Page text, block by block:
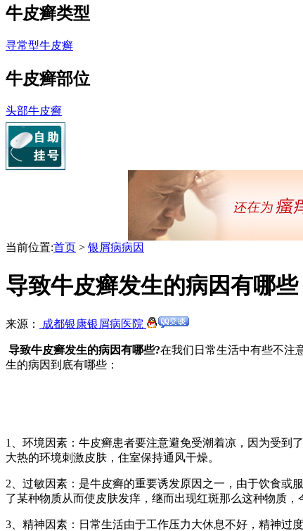
牛皮癣类型
寻常型牛皮癣
牛皮癣部位
头部牛皮癣
当前位置:首页 > 银屑病病因
导致牛皮癣发生的病因有哪些
来源： 成都银康银屑病医院
导致牛皮癣发生的病因有哪些?在我们日常生活中有些不注
生的病因到底有哪些：
1、环境因素：牛皮癣患者要注意避免受潮着凉，因为受到
大热的环境刺激皮肤，住室保持通风干燥。
2、过敏因素：是牛皮癣的重要诱发原因之一，由于饮食或
了某种物质从而使皮肤发痒，继而出现红斑那么这种物质，
3、精神因素：日常生活由于工作压力大休息不好，精神过